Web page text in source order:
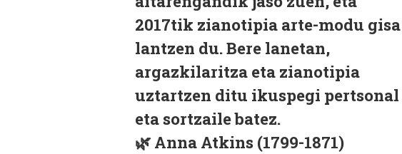
2017tik zianotipia arte-modu gisa
lantzen du. Bere lanetan,
argazkilaritza eta zianotipia
uztartzen ditu ikuspegi pertsonal
eta sortzaile batez.
🌿 Anna Atkins (1799-1871)